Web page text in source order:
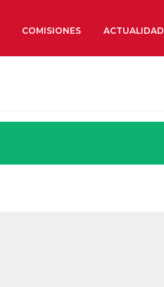
COMISIONES ACTUALIDAD